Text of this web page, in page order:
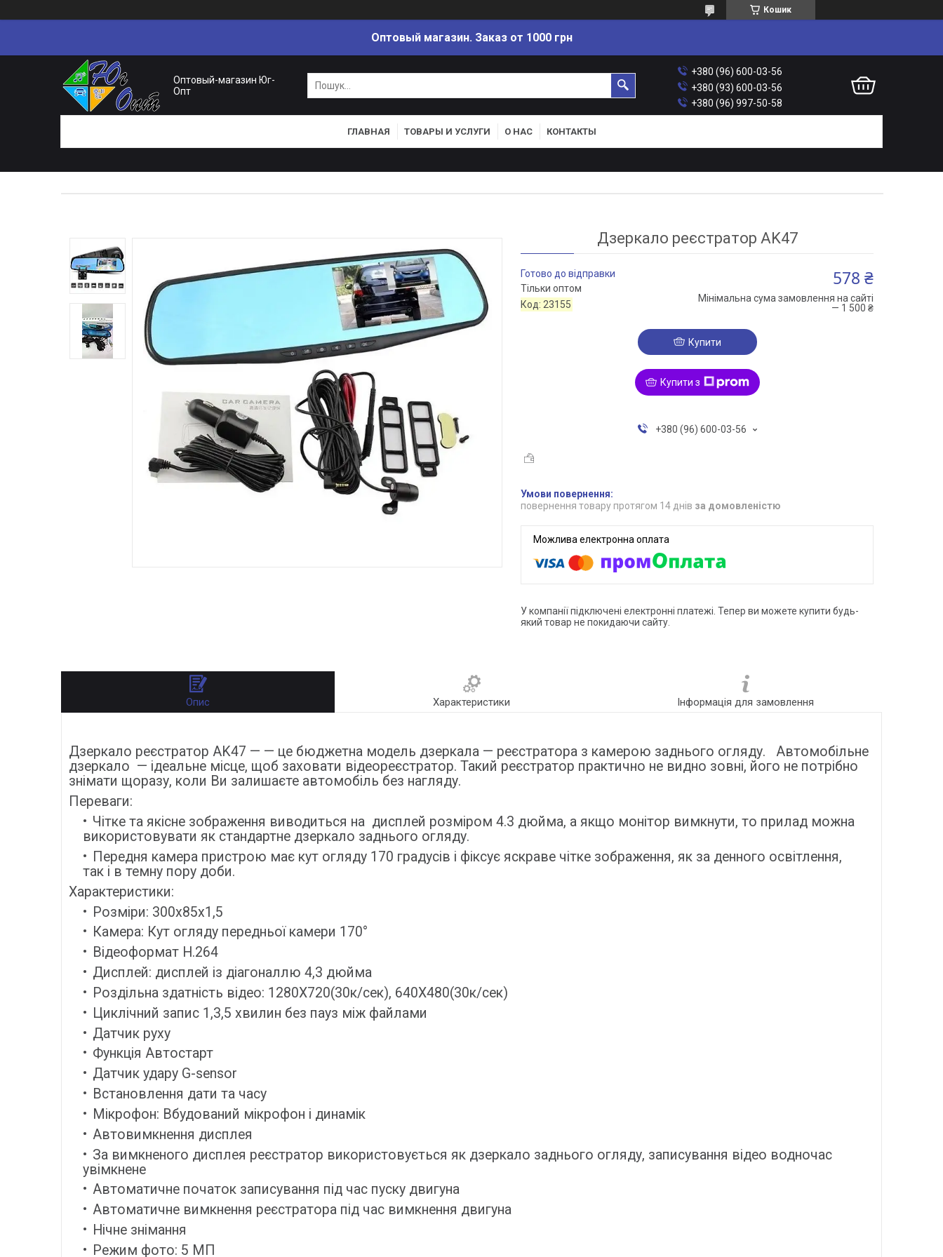
Кошик
Оптовый магазин. Заказ от 1000 грн
Оптовый-магазин Юг-
Опт
+380 (96) 600-03-56
+380 (93) 600-03-56
+380 (96) 997-50-58
ГЛАВНАЯ ТОВАРЫ И УСЛУГИ О НАС КОНТАКТЫ
Дзеркало реєстратор AK47
Готово до відправки
Тільки оптом
Код: 23155
578 ₴
Мінімальна сума замовлення на сайті
— 1 500 ₴
Купити
Купити з
+380 (96) 600-03-56
повернення товару протягом 14 днів за домовленістю
У компанії підключені електронні платежі. Тепер ви можете купити будь-
який товар не покидаючи сайту.
Опис Характеристики Інформація для замовлення
Дзеркало реєстратор AK47 — — це бюджетна модель дзеркала — реєстратора з камерою заднього огляду. Автомобільне
дзеркало — ідеальне місце, щоб заховати відеореєстратор. Такий реєстратор практично не видно зовні, його не потрібно
знімати щоразу, коли Ви залишаєте автомобіль без нагляду.
Переваги:
Чітке та якісне зображення виводиться на дисплей розміром 4.3 дюйма, а якщо монітор вимкнути, то прилад можна
використовувати як стандартне дзеркало заднього огляду.
Передня камера пристрою має кут огляду 170 градусів і фіксує яскраве чітке зображення, як за денного освітлення,
так і в темну пору доби.
Характеристики:
Розміри: 300х85х1,5
Камера: Кут огляду передньої камери 170°
Відеоформат H.264
Дисплей: дисплей із діагоналлю 4,3 дюйма
Роздільна здатність відео: 1280Х720(30к/сек), 640Х480(30к/сек)
Циклічний запис 1,3,5 хвилин без пауз між файлами
Датчик руху
Функція Автостарт
Датчик удару G-sensor
Встановлення дати та часу
Мікрофон: Вбудований мікрофон і динамік
Автовимкнення дисплея
За вимкненого дисплея реєстратор використовується як дзеркало заднього огляду, записування відео водночас
увімкнене
Автоматичне початок записування під час пуску двигуна
Автоматичне вимкнення реєстратора під час вимкнення двигуна
Нічне знімання
Режим фото: 5 МП